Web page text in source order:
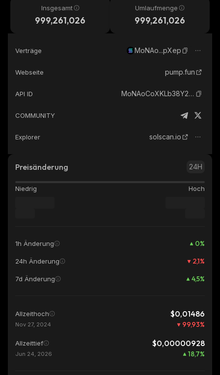
Insgesamt
999,261,026
Umlaufmenge
999,261,026
Verträge MoNAo...pXep
Webseite pump.fun
API ID MoNAoCoXKLb38Y2VpbukGacdNYhvRTyVn92DvRApXep_solana
COMMUNITY
Explorer solscan.io
Preisänderung 24H
Niedrig Hoch
1h Änderung 0%
24h Änderung 2,1%
7d Änderung 4,5%
Allzeithoch $0,01486
Nov 27, 2024 99,93%
Allzeittief $0,00000928
Jun 24, 2026 18,7%